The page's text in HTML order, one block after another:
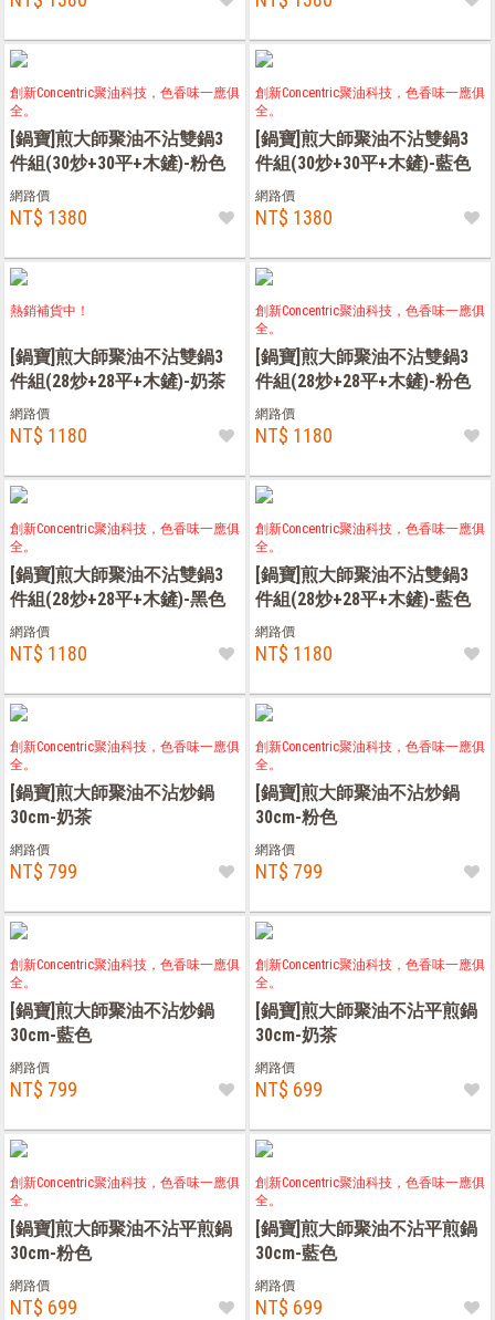
創新Concentric聚油科技，色香味一應俱
全。
[鍋寶]煎大師聚油不沾雙鍋3
件組(30炒+30平+木鏟)-粉色
網路價
NT$ 1380
創新Concentric聚油科技，色香味一應俱
全。
[鍋寶]煎大師聚油不沾雙鍋3
件組(30炒+30平+木鏟)-藍色
網路價
NT$ 1380
熱銷補貨中！
[鍋寶]煎大師聚油不沾雙鍋3
件組(28炒+28平+木鏟)-奶茶
網路價
NT$ 1180
創新Concentric聚油科技，色香味一應俱
全。
[鍋寶]煎大師聚油不沾雙鍋3
件組(28炒+28平+木鏟)-粉色
網路價
NT$ 1180
創新Concentric聚油科技，色香味一應俱
全。
[鍋寶]煎大師聚油不沾雙鍋3
件組(28炒+28平+木鏟)-黑色
網路價
NT$ 1180
創新Concentric聚油科技，色香味一應俱
全。
[鍋寶]煎大師聚油不沾雙鍋3
件組(28炒+28平+木鏟)-藍色
網路價
NT$ 1180
創新Concentric聚油科技，色香味一應俱
全。
[鍋寶]煎大師聚油不沾炒鍋
30cm-奶茶
網路價
NT$ 799
創新Concentric聚油科技，色香味一應俱
全。
[鍋寶]煎大師聚油不沾炒鍋
30cm-粉色
網路價
NT$ 799
創新Concentric聚油科技，色香味一應俱
全。
[鍋寶]煎大師聚油不沾炒鍋
30cm-藍色
網路價
NT$ 799
創新Concentric聚油科技，色香味一應俱
全。
[鍋寶]煎大師聚油不沾平煎鍋
30cm-奶茶
網路價
NT$ 699
創新Concentric聚油科技，色香味一應俱
全。
[鍋寶]煎大師聚油不沾平煎鍋
30cm-粉色
網路價
NT$ 699
創新Concentric聚油科技，色香味一應俱
全。
[鍋寶]煎大師聚油不沾平煎鍋
30cm-藍色
網路價
NT$ 699